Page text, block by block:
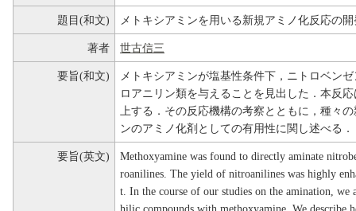
題目(和文) メトキシアミンを用いる新規アミノ化反応の開
著者 世古信三
要旨(和文)
メトキシアミンが塩基性条件下，ニトロベン
ロアニリン類を与えることを見出した．本反
上する．その反応機構の考察とともに，種々
ンのアミノ化剤としての有用性に関し述べる．
要旨(英文)
Methoxyamine was found to directly aminate
roanilines. The yield of nitroanilines was highly
t. In the course of our studies on the amination,